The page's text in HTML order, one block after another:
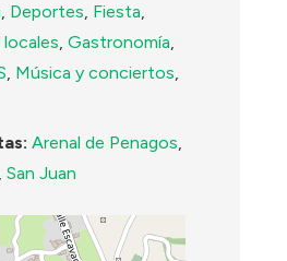
, Deportes, Fiesta,
locales,Gastronomía,
, Música y conciertos,
Arenal de Penagos,
,San Juan